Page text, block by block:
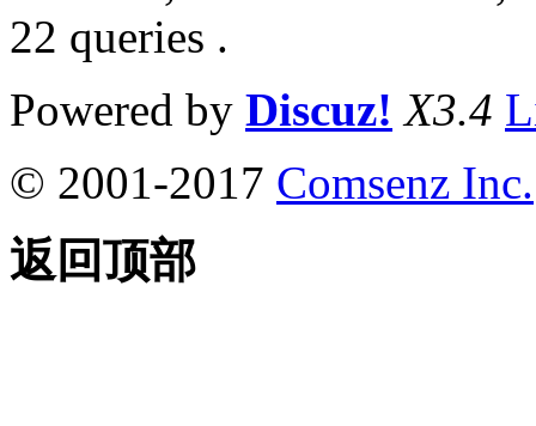
22 queries .
Powered by Discuz! X3.4
© 2001-2017 Comsenz Inc.
返回顶部